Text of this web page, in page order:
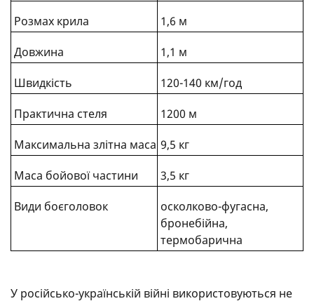
Розмах крила
1,6 м
Довжина
1,1 м
Швидкість
120-140 км/год
Практична стеля
1200 м
Максимальна злітна маса 9,5 кг
Маса бойової частини
3,5 кг
Види боєголовок
осколково-фугасна,
бронебійна,
термобарична
У російсько-українській війні використовуються не